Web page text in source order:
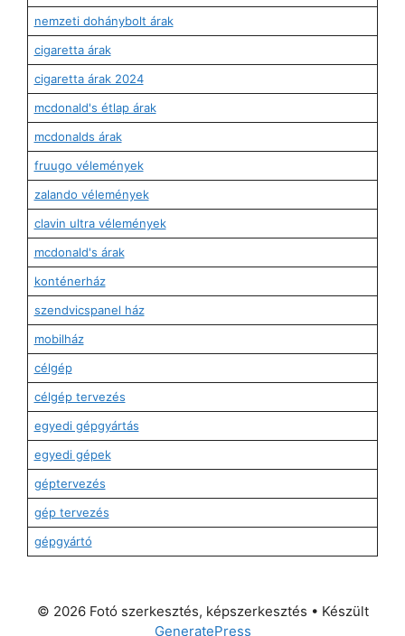
nemzeti dohánybolt árak
cigaretta árak
cigaretta árak 2024
mcdonald's étlap árak
mcdonalds árak
fruugo vélemények
zalando vélemények
clavin ultra vélemények
mcdonald's árak
konténerház
szendvicspanel ház
mobilház
célgép
célgép tervezés
egyedi gépgyártás
egyedi gépek
géptervezés
gép tervezés
gépgyártó
© 2026 Fotó szerkesztés, képszerkesztés • Készült
GeneratePress